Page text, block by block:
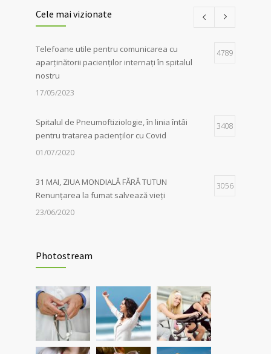
Pneumoftiziologie Sibiu
Campania Antifumat:Conferința „Foamea
de sens. Fără dependențe !”, susținută de
părintele Constantin Necula și medicul
18/06/2024
Cele mai vizionate
Telefoane utile pentru comunicarea cu
aparținătorii pacienților internați în spitalul
nostru
4789
17/05/2023
Spitalul de Pneumoftiziologie, în linia întâi
pentru tratarea pacienților cu Covid
3408
01/07/2020
31 MAI, ZIUA MONDIALĂ FĂRĂ TUTUN
Renunțarea la fumat salvează vieți
3056
23/06/2020
doar în primele 5 zile de la pozitivare
Investigații respiratorii complexe pentru
pacienții post-Covid și cei cu alte boli
pulmonare
30/03/2021
Photostream